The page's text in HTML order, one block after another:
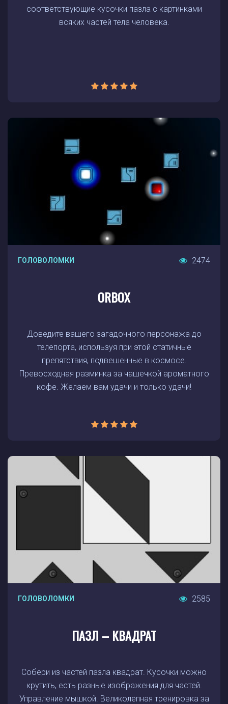
соответствующие кусочки пазла с картинками
всяких частей тела человека.
ГОЛОВОЛОМКИ 2474
ORBOX
Доведите вашего загадочного персонажа до
телепорта, используя при этой статичные
препятствия, подвешенные в космосе.
Превосходная разминка за чашечкой ароматного
кофе. Желаем вам удачи и только удачи!
ГОЛОВОЛОМКИ 2585
ПАЗЛ – КВАДРАТ
Собери из частей пазла квадрат. Кусочки можно
крутить, есть разные изображения для частей.
Управление мышкой. Великолепная тренировка за